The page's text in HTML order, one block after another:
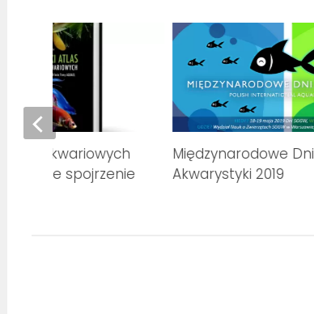
Międzynarodowe Dni
Akwarystyki 2019
Ryb Akwariowych
pierwsze spojrzenie